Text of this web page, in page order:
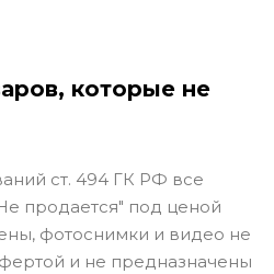
которые не
ст. 494 ГК РФ все
продается" под ценой
фотоснимки и видео не
и не предназначены